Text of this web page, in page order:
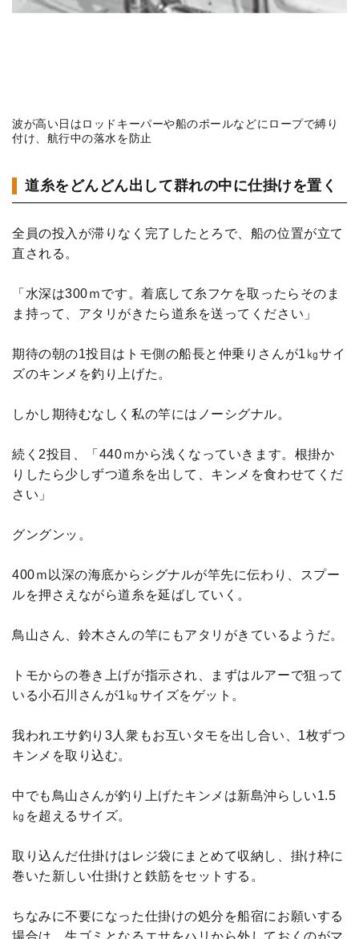
波が高い日はロッドキーパーや船のポールなどにロープで縛り
付け、航行中の落水を防止
道糸をどんどん出して群れの中に仕掛けを置く
全員の投入が滞りなく完了したとろで、船の位置が立て
直される。
「水深は300ｍです。着底して糸フケを取ったらそのま
ま持って、アタリがきたら道糸を送ってください」
期待の朝の1投目はトモ側の船長と仲乗りさんが1㎏サイ
ズのキンメを釣り上げた。
しかし期待むなしく私の竿にはノーシグナル。
続く2投目、「440ｍから浅くなっていきます。根掛か
りしたら少しずつ道糸を出して、キンメを食わせてくだ
さい」
グングンッ。
400ｍ以深の海底からシグナルが竿先に伝わり、スプー
ルを押さえながら道糸を延ばしていく。
鳥山さん、鈴木さんの竿にもアタリがきているようだ。
トモからの巻き上げが指示され、まずはルアーで狙って
いる小石川さんが1㎏サイズをゲット。
我われエサ釣り3人衆もお互いタモを出し合い、1枚ずつ
キンメを取り込む。
中でも鳥山さんが釣り上げたキンメは新島沖らしい1.5
㎏を超えるサイズ。
取り込んだ仕掛けはレジ袋にまとめて収納し、掛け枠に
巻いた新しい仕掛けと鉄筋をセットする。
ちなみに不要になった仕掛けの処分を船宿にお願いする
場合は、生ゴミとなるエサをハリから外しておくのがマ